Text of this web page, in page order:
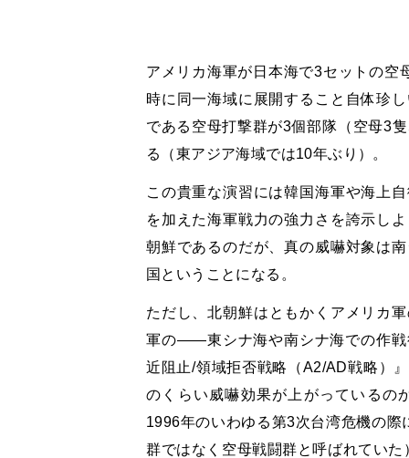
アメリカ海軍が日本海で3セットの空
時に同一海域に展開すること自体珍
である空母打撃群が3個部隊（空母3
る（東アジア海域では10年ぶり）。
この貴重な演習には韓国海軍や海上
を加えた海軍戦力の強力さを誇示し
朝鮮であるのだが、真の威嚇対象は
国ということになる。
ただし、北朝鮮はともかくアメリカ
軍の——東シナ海や南シナ海での作戦
近阻止/領域拒否戦略（A2/AD戦略）
のくらい威嚇効果が上がっているの
1996年のいわゆる第3次台湾危機の
群ではなく空母戦闘群と呼ばれてい